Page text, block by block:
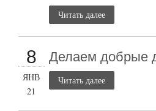
Читать далее
8
ЯНВ
21
Делаем добрые
Читать далее